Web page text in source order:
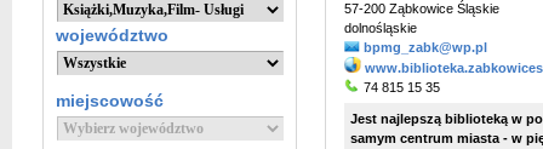
województwo
miejscowość
57-200 Ząbkowice Śląskie
dolnośląskie
bpmg_zabk@wp.pl
74 815 15 35
Jest najlepszą biblioteką w
samym centrum miasta - w